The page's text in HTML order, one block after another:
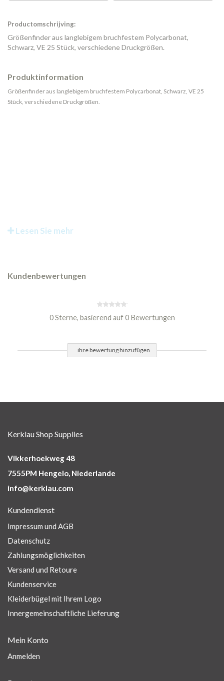
Productomschrijving:
Größenfinder aus langlebigem bruchfestem Polycarbonat,
Schwarz, VE 25 Stück, verschiedene Druckgrößen.
Produktinformation
Größenfinder aus langlebigem bruchfestem Polycarbonat, Schwarz, VE 25
Stück, verschiedene Druckgrößen.
Lesen Sie mehr
Kundenbewertungen
0 Sterne, basierend auf 0 Bewertungen
ihre bewertung hinzufügen
Kerklau Shop Supplies
Vikkerhoekweg 48
7555PM Hengelo, Niederlande
info@kerklau.com
Kundendienst
Impressum und AGB
Datenschutz
Zahlungsmöglichkeiten
Versand und Retoure
Kundenservice
Kleiderbügel mit Ihrem Logo
Innergemeinschaftliche Lieferung
Mein Konto
Anmelden